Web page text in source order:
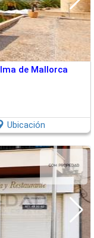
de Mallorca
Ubicación